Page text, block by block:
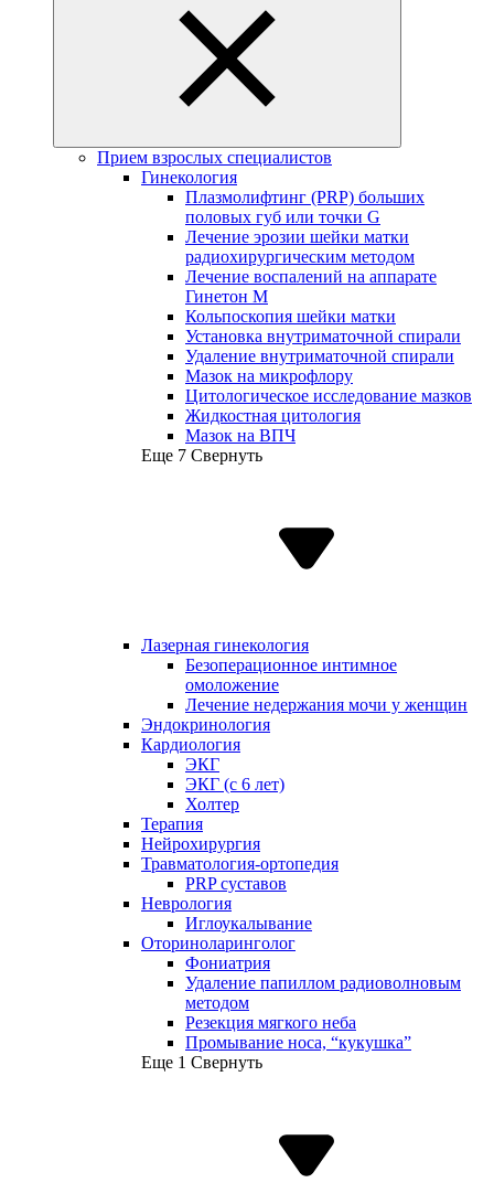
Прием взрослых специалистов
Гинекология
Плазмолифтинг (PRP) больших
половых губ или точки G
Лечение эрозии шейки матки
радиохирургическим методом
Лечение воспалений на аппарате
Гинетон М
Кольпоскопия шейки матки
Установка внутриматочной спирали
Удаление внутриматочной спирали
Мазок на микрофлору
Цитологическое исследование мазков
Жидкостная цитология
Мазок на ВПЧ
Еще 7 Свернуть
Лазерная гинекология
Безоперационное интимное
омоложение
Лечение недержания мочи у женщин
Эндокринология
Кардиология
ЭКГ
ЭКГ (с 6 лет)
Холтер
Терапия
Нейрохирургия
Травматология-ортопедия
PRP суставов
Неврология
Иглоукалывание
Оториноларинголог
Фониатрия
Удаление папиллом радиоволновым
методом
Резекция мягкого неба
Промывание носа, “кукушка”
Еще 1 Свернуть